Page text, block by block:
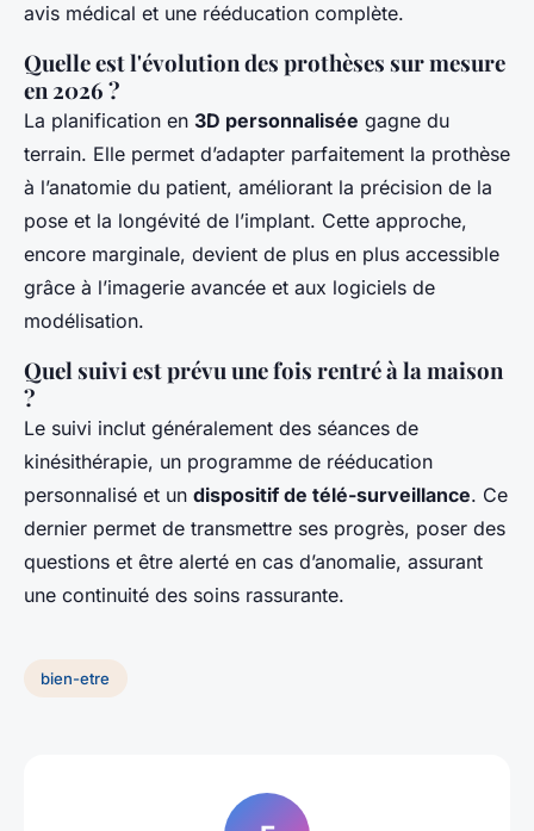
avis médical et une rééducation complète.
Quelle est l'évolution des prothèses sur mesure
en 2026 ?
La planification en 3D personnalisée gagne du
terrain. Elle permet d’adapter parfaitement la prothèse
à l’anatomie du patient, améliorant la précision de la
pose et la longévité de l’implant. Cette approche,
encore marginale, devient de plus en plus accessible
grâce à l’imagerie avancée et aux logiciels de
modélisation.
Quel suivi est prévu une fois rentré à la maison
?
Le suivi inclut généralement des séances de
kinésithérapie, un programme de rééducation
personnalisé et un dispositif de télé-surveillance. Ce
dernier permet de transmettre ses progrès, poser des
questions et être alerté en cas d’anomalie, assurant
une continuité des soins rassurante.
bien-etre